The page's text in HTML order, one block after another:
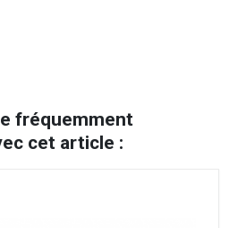
fréquemment
cet article :